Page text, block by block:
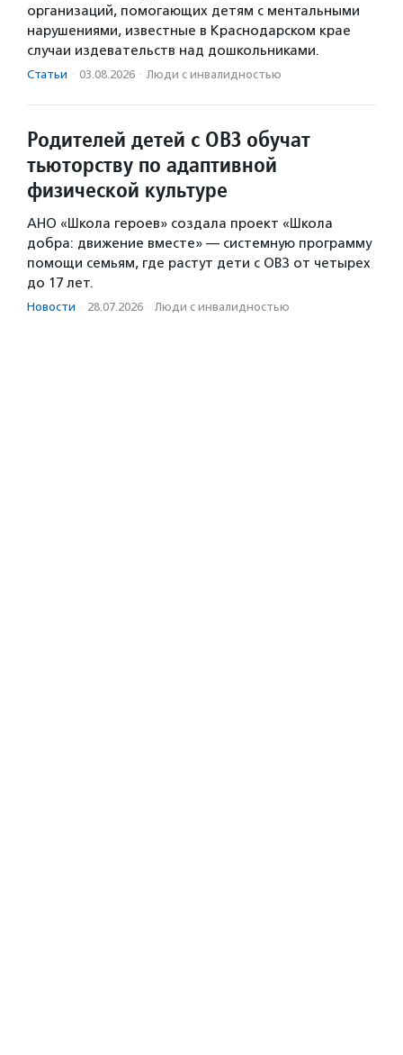
организаций, помогающих детям с ментальными
нарушениями, известные в Краснодарском крае
случаи издевательств над дошкольниками.
Статьи · 03.08.2026 · Люди с инвалидностью
Родителей детей с ОВЗ обучат
тьюторству по адаптивной
физической культуре
АНО «Школа героев» создала проект «Школа
добра: движение вместе» — системную программу
помощи семьям, где растут дети с ОВЗ от четырех
до 17 лет.
Новости · 28.07.2026 · Люди с инвалидностью